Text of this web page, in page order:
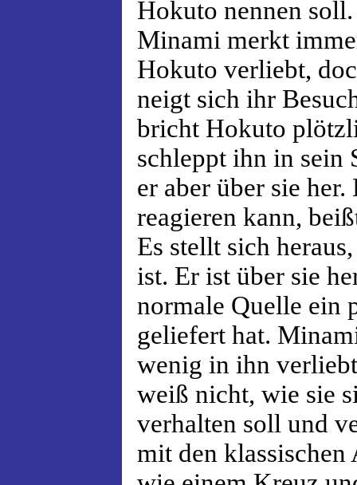
Hokuto nennen soll.
Minami merkt
Hokuto verliebt,
neigt sich ihr
bricht Hokuto
schleppt ihn in sein
er aber über sie
reagieren kann,
Es stellt sich
ist. Er ist über sie
normale Quelle ein
geliefert hat.
wenig in ihn
weiß nicht, wie sie
verhalten soll und
mit den